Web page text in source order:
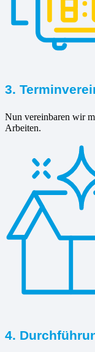
3.
Nun vereinbaren wir
Arbeiten.
4.